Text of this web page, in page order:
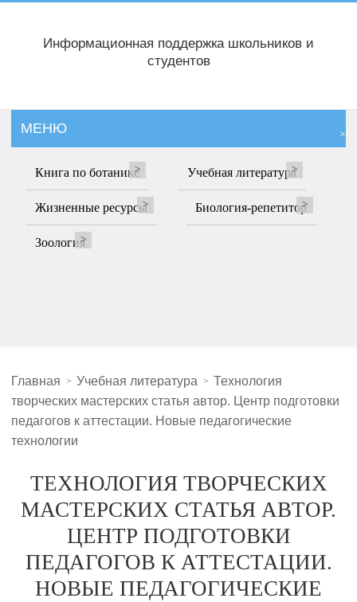
Информационная поддержка школьников и
студентов
МЕНЮ
Книга по ботанике Учебная литература
Жизненные ресурсы Биология-репетитор
Зоология
Главная Учебная литература
Технология
творческих мастерских статья автор. Центр подготовки
педагогов к аттестации. Новые педагогические
технологии
ТЕХНОЛОГИЯ ТВОРЧЕСКИХ
МАСТЕРСКИХ СТАТЬЯ АВТОР.
ЦЕНТР ПОДГОТОВКИ
ПЕДАГОГОВ К АТТЕСТАЦИИ.
НОВЫЕ ПЕДАГОГИЧЕСКИЕ